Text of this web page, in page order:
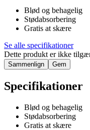
Blød og behagelig
Stødabsorbering
Gratis at skære
Se alle specifikationer
Dette produkt er ikke
Sammenlign Gem
Specifikationer
Blød og behagelig
Stødabsorbering
Gratis at skære